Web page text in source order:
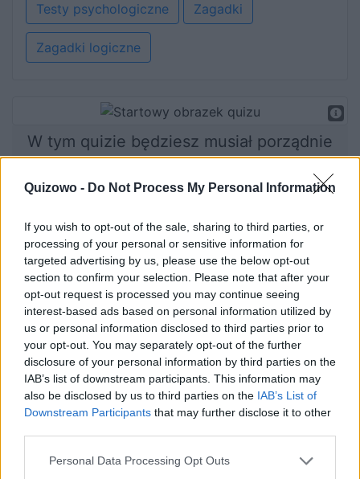
Quizowo - Do Not Process My Personal Information
If you wish to opt-out of the sale, sharing to third parties, or
processing of your personal or sensitive information for
targeted advertising by us, please use the below opt-out
section to confirm your selection. Please note that after your
opt-out request is processed you may continue seeing
interest-based ads based on personal information utilized by
us or personal information disclosed to third parties prior to
your opt-out. You may separately opt-out of the further
disclosure of your personal information by third parties on the
IAB’s list of downstream participants. This information may
also be disclosed by us to third parties on the IAB’s List of
Downstream Participants that may further disclose it to other
Personal Data Processing Opt Outs
Testy psychologiczne Zagadki
Zagadki logiczne
W tym quizie będziesz musiał porządnie
Rozpocznij quiz
Co tutaj nie gra? Quiz na
skojarzenia!
Wyobraźnia + logika, czyli 3
zagadki z kostką!